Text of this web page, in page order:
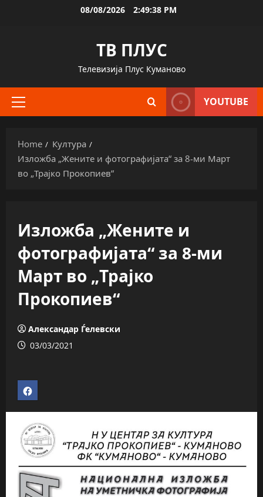
08/08/2026 2:49:39 PM
ТВ ПЛУС
Телевизија Плус Куманово
Primary
YOUTUBE
Home
Култура
Изложба „Жените и фотографијата“ за 8-ми Март
во „Трајко Прокопиев“
Изложба „Жените и
фотографијата“ за 8-ми
Март во „Трајко
Прокопиев“
Александар Ѓелевски
03/03/2021